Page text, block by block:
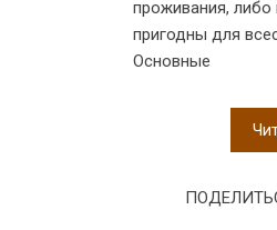
проживания, либо
пригодны для
Основные